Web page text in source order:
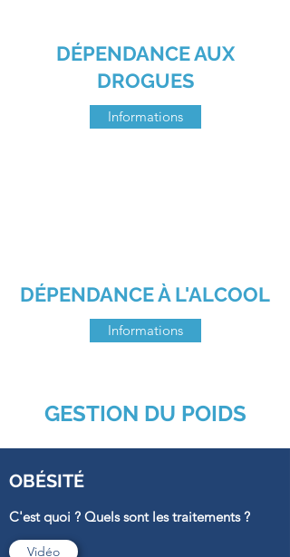
DÉPENDANCE AUX
DROGUES
Informations
DÉPENDANCE À L'ALCOOL
Informations
GESTION DU POIDS
OBÉSITÉ
C'est quoi ? Quels sont les traitements ?
Vidéo